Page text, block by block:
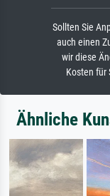
Sollten Sie
auch einen
wir diese
Kosten für
Ähnliche